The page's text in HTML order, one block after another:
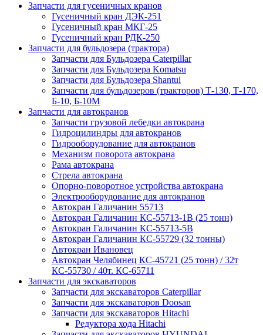
Запчасти для гусеничных кранов
Гусеничный кран ДЭК-251
Гусеничный кран МКГ-25
Гусеничный кран РДК-250
Запчасти для бульдозера (трактора)
Запчасти для Бульдозера Caterpillar
Запчасти для Бульдозера Komatsu
Запчасти для Бульдозера Shantui
Запчасти для бульдозеров (тракторов) Т-130, Т-170,
Б-10, Б-10М
Запчасти для автокранов
Запчасти грузовой лебедки автокрана
Гидроцилиндры для автокранов
Гидрооборудование для автокранов
Механизм поворота автокрана
Рама автокрана
Стрела автокрана
Опорно-поворотное устройства автокрана
Электрооборудование для автокранов
Автокран Галичанин 55713
Автокран Галичанин КС-55713-1В (25 тонн)
Автокран Галичанин КС-55713-5В
Автокран Галичанин КС-55729 (32 тонны)
Автокран Ивановец
Автокран Челябинец КС-45721 (25 тонн) / 32т
КС-55730 / 40т. КС-65711
Запчасти для экскаваторов
Запчасти для экскаваторов Caterpillar
Запчасти для экскаваторов Doosan
Запчасти для экскаваторов Hitachi
Редуктора хода Hitachi